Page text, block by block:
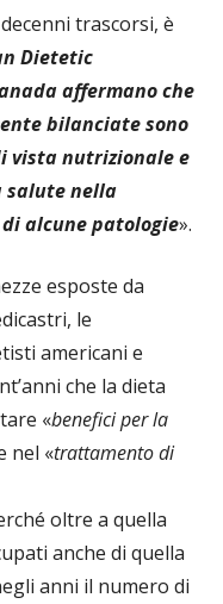
trascorsi, è
Dietetic
affermano che
bilanciate sono
vista nutrizionale e
salute nella
alcune patologie».
esposte da
le
americani e
che la dieta
«benefici per la
nel «trattamento di
oltre a quella
anche di quella
anni il numero di